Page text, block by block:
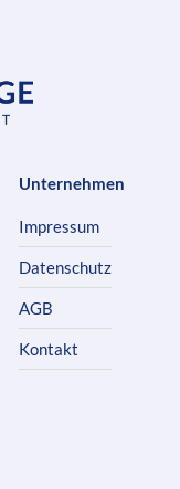
Unternehmen
Impressum
Datenschutz
AGB
Kontakt